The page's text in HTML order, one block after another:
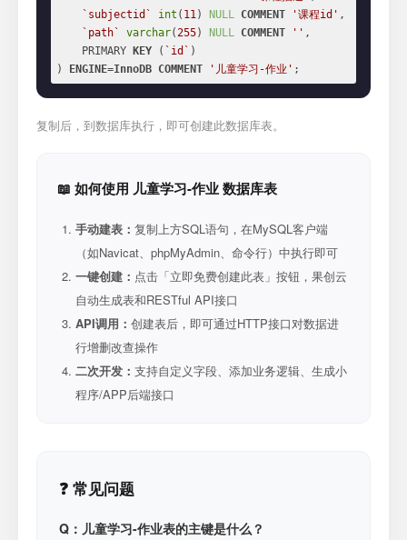
`subjectid`
int ( 11) NULL COMMENT '课程id' ,
`path`
varchar(255) NULL COMMENT '' ,
    PRIMARY
KEY ( `id` )
)
ENGINE=InnoDB COMMENT '儿童学习-作业' ;
复制后，到数据库执行，即可创建此数据库表。
📖 如何使用 儿童学习-作业 数据库表
手动建表： 复制上方SQL语句，在MySQL客户端
（如Navicat、phpMyAdmin、命令行）中执行即可
一键创建： 点击「立即免费创建此表」按钮，果创云
自动生成表和RESTful API接口
API调用： 创建表后，即可通过HTTP接口对数据进
行增删改查操作
二次开发： 支持自定义字段、添加业务逻辑、生成小
程序/APP后端接口
❓ 常见问题
Q：儿童学习-作业表的主键是什么？